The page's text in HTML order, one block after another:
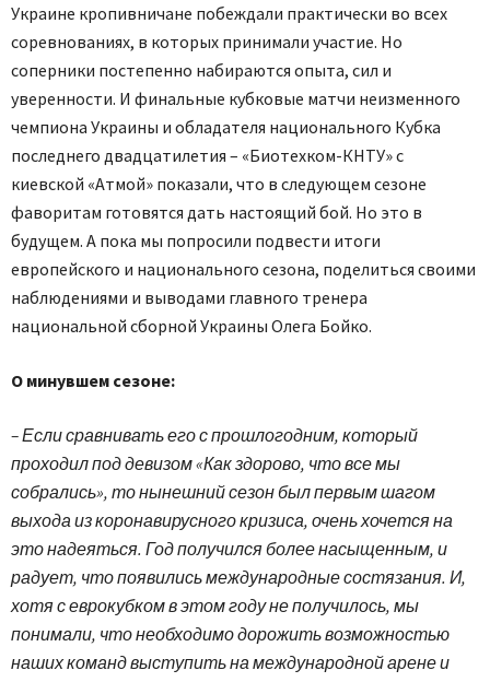
Украине кропивничане побеждали практически во всех
соревнованиях, в которых принимали участие. Но
соперники постепенно набираются опыта, сил и
уверенности. И финальные кубковые матчи неизменного
чемпиона Украины и обладателя национального Кубка
последнего двадцатилетия – «Биотехком-КНТУ» с
киевской «Атмой» показали, что в следующем сезоне
фаворитам готовятся дать настоящий бой. Но это в
будущем. А пока мы попросили подвести итоги
европейского и национального сезона, поделиться своими
наблюдениями и выводами главного тренера
национальной сборной Украины Олега Бойко.
О минувшем сезоне:
– Если сравнивать его с прошлогодним, который
проходил под девизом «Как здорово, что все мы
собрались», то нынешний сезон был первым шагом
выхода из коронавирусного кризиса, очень хочется на
это надеяться. Год получился более насыщенным, и
радует, что появились международные состязания. И,
хотя с еврокубком в этом году не получилось, мы
понимали, что необходимо дорожить возможностью
наших команд выступить на международной арене и